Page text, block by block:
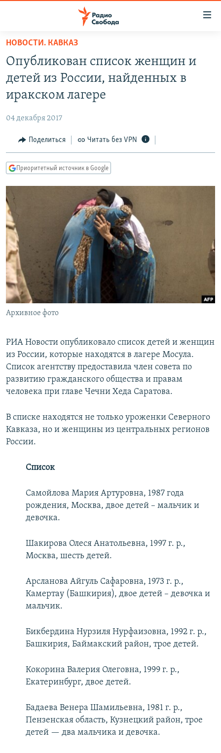
упрощенного
доступа
Вернуться
основному
Вернутся
Вернутся
поиску
ПРОГРАММЫ
ПОДКАСТЫ
МНЕНИЯ
КУЛЬТУРА
КАВКАЗ.РЕАЛИИ
СИБИРЬ.РЕАЛИИ
РАСПИСАНИЕ ВЕЩАНИЯ
ПОДПИШИТЕСЬ НА РАССЫЛКУ
СОЦИАЛЬНЫЕ СЕТИ
Все сайты РСЕ/РС
НОВОСТИ. КАВКАЗ
Опубликован список женщин и
детей из России, найденных в
иракском лагере
04 декабря 2017
Поделиться Читать без VPN
Приоритетный источник в Google
Архивное фото
РИА Новости опубликовало список детей и женщин
из России, которые находятся в лагере Мосула.
Список агентству предоставила член совета по
развитию гражданского общества и правам
человека при главе Чечни Хеда Саратова.
В списке находятся не только уроженки Северного
Кавказа, но и женщины из центральных регионов
России.
Список
Самойлова Мария Артуровна, 1987 года
рождения, Москва, двое детей – мальчик и
девочка.
Шакирова Олеся Анатольевна, 1997 г. р.,
Москва, шесть детей.
Арсланова Айгуль Сафаровна, 1973 г. р.,
Камертау (Башкирия), двое детей – девочка и
мальчик.
Бикбердина Нурзиля Нурфаизовна, 1992 г. р.,
Башкирия, Баймакский район, трое детей.
Кокорина Валерия Олеговна, 1999 г. р.,
Екатеринбург, двое детей.
Бадаева Венера Шамильевна, 1981 г. р.,
Пензенская область, Кузнецкий район, трое
детей — два мальчика и девочка.